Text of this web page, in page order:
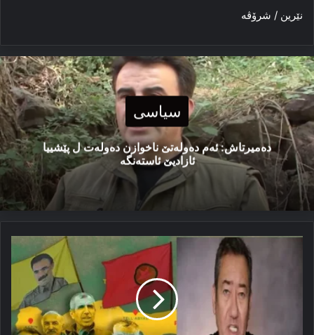
نێرین / شرۆڤه‌
سیاسی
دەمیرتاش: ئەم دەولەتێ ناخوازن دەولەت ل پێشییا
ئازادیێ ئاستەنگە
کێ
رۆژاڤایێ
کوردستانێ
رادەستی